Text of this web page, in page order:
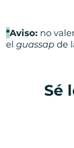
*Aviso: no
el guassap de
Sé